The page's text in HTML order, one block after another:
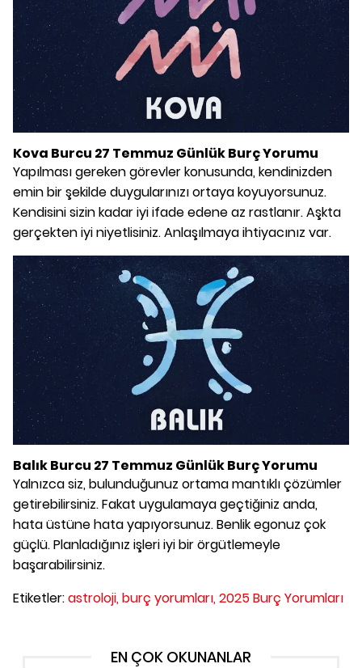
Kova Burcu 27 Temmuz Günlük Burç Yorumu
Yapılması gereken görevler konusunda, kendinizden
emin bir şekilde duygularınızı ortaya koyuyorsunuz.
Kendisini sizin kadar iyi ifade edene az rastlanır. Aşkta
gerçekten iyi niyetlisiniz. Anlaşılmaya ihtiyacınız var.
Balık Burcu 27 Temmuz Günlük Burç Yorumu
Yalnızca siz, bulunduğunuz ortama mantıklı çözümler
getirebilirsiniz. Fakat uygulamaya geçtiğiniz anda,
hata üstüne hata yapıyorsunuz. Benlik egonuz çok
güçlü. Planladığınız işleri iyi bir örgütlemeyle
başarabilirsiniz.
Etiketler:astroloji, burç yorumları, 2025 Burç Yorumları
EN ÇOK OKUNANLAR